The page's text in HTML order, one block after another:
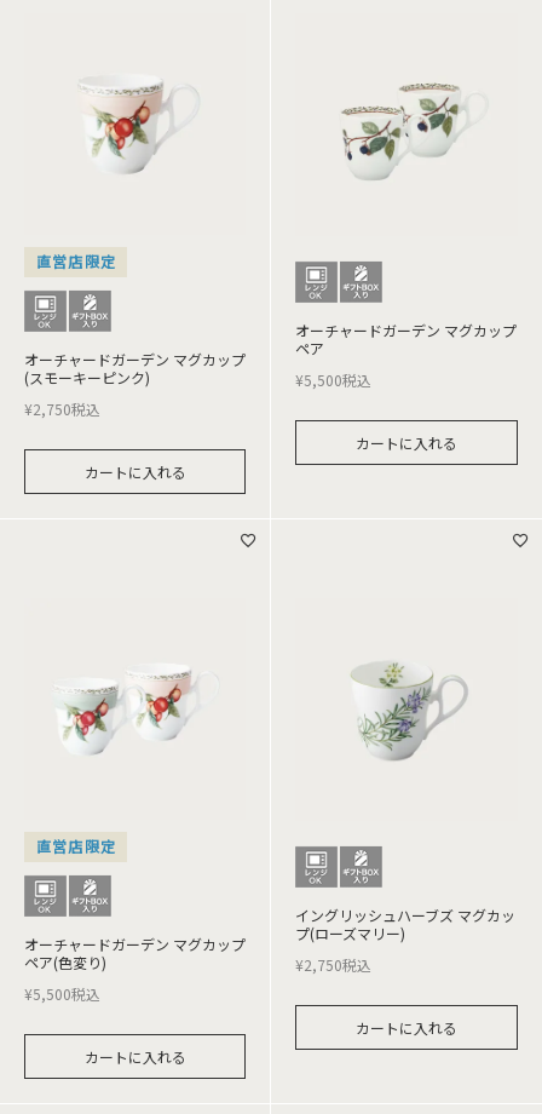
直営店限定
オーチャードガーデン マグカップ
(スモーキーピンク)
¥2,750税込
カートに入れる
オーチャードガーデン マグカップ
ペア
¥5,500税込
カートに入れる
直営店限定
オーチャードガーデン マグカップ
ペア(色変り)
¥5,500税込
カートに入れる
イングリッシュハーブズ マグカッ
プ(ローズマリー)
¥2,750税込
カートに入れる